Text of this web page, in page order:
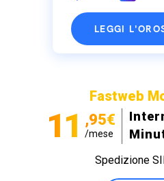
LEGGI
Fastweb
11 ,95€
/mese
Spedizione